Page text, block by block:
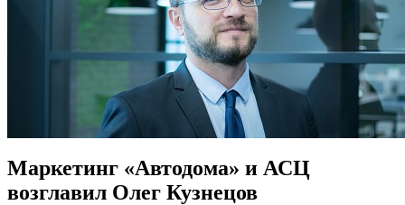
Маркетинг «Автодома» и АСЦ
возглавил Олег Кузнецов